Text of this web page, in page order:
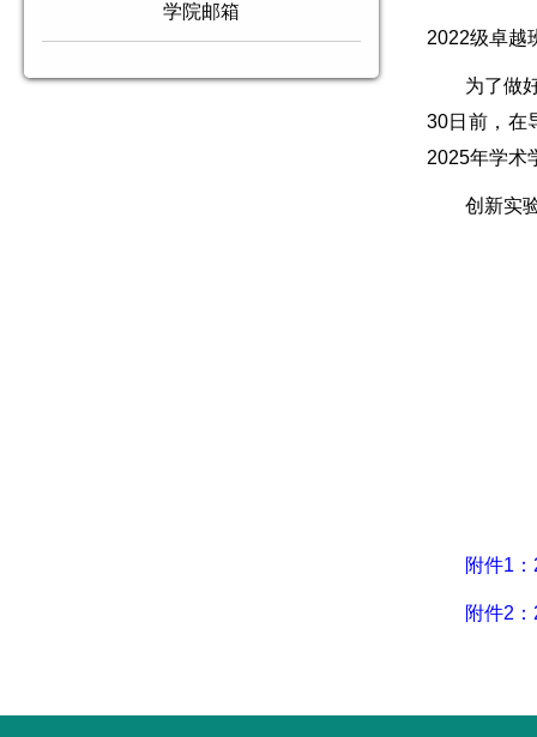
学院邮箱
2022级卓越
为了做好
30日前，在
2025年学术
创新实验
附件1
附件2